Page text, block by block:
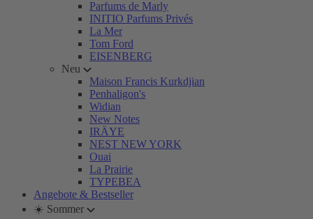
Parfums de Marly
INITIO Parfums Privés
La Mer
Tom Ford
EISENBERG
Neu
Maison Francis Kurkdjian
Penhaligon's
Widian
New Notes
IRÄYE
NEST NEW YORK
Ouai
La Prairie
TYPEBEA
Angebote & Bestseller
☀️ Sommer